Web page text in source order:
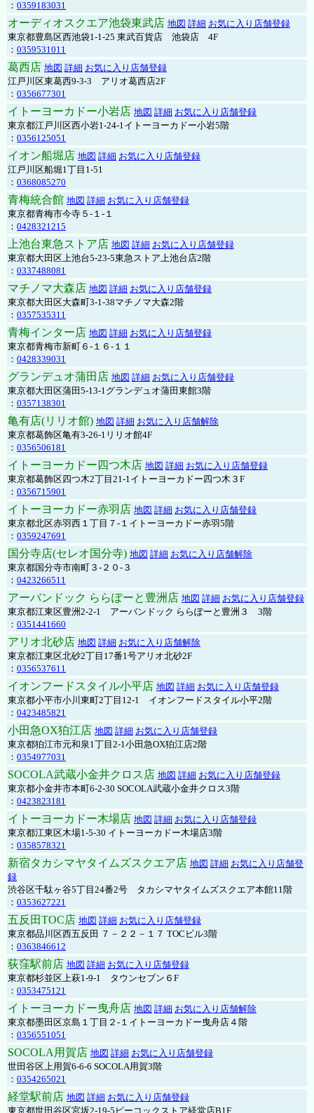
： 0359183031
オーディオスクエア池袋東武店 地図 詳細 お気に入り店舗登録
東京都豊島区西池袋1-1-25 東武百貨店 池袋店 4F
： 0359531011
葛西店 地図 詳細 お気に入り店舗登録
江戸川区東葛西9-3-3 アリオ葛西店2F
： 0356677301
イトーヨーカドー小岩店 地図 詳細 お気に入り店舗登録
東京都江戸川区西小岩1-24-1イトーヨーカドー小岩5階
： 0356125051
イオン船堀店 地図 詳細 お気に入り店舗登録
江戸川区船堀1丁目1-51
： 0368085270
青梅統合館 地図 詳細 お気に入り店舗登録
東京都青梅市今寺５-１-１
： 0428321215
上池台東急ストア店 地図 詳細 お気に入り店舗登録
東京都大田区上池台5-23-5東急ストア上池台店2階
： 0337488081
マチノマ大森店 地図 詳細 お気に入り店舗登録
東京都大田区大森町3-1-38マチノマ大森2階
： 0357535311
青梅インター店 地図 詳細 お気に入り店舗登録
東京都青梅市新町６-１６-１１
： 0428339031
グランデュオ蒲田店 地図 詳細 お気に入り店舗登録
東京都大田区蒲田5-13-1グランデュオ蒲田東館3階
： 0357138301
亀有店(リリオ館) 地図 詳細 お気に入り店舗解除
東京都葛飾区亀有3-26-1リリオ館4F
： 0356506181
イトーヨーカドー四つ木店 地図 詳細 お気に入り店舗登録
東京都葛飾区四つ木2丁目21-1イトーヨーカドー四つ木３F
： 0356715901
イトーヨーカドー赤羽店 地図 詳細 お気に入り店舗登録
東京都北区赤羽西１丁目７-１イトーヨーカドー赤羽5階
： 0359247691
国分寺店(セレオ国分寺) 地図 詳細 お気に入り店舗解除
東京都国分寺市南町３-２０-３
： 0423266511
アーバンドック ららぽーと豊洲店 地図 詳細 お気に入り店舗登録
東京都江東区豊洲2-2-1 アーバンドック ららぽーと豊洲３ 3階
： 0351441660
アリオ北砂店 地図 詳細 お気に入り店舗解除
東京都江東区北砂2丁目17番1号アリオ北砂2F
： 0356537611
イオンフードスタイル小平店 地図 詳細 お気に入り店舗登録
東京都小平市小川東町2丁目12-1 イオンフードスタイル小平2階
： 0423485821
小田急OX狛江店 地図 詳細 お気に入り店舗登録
東京都狛江市元和泉1丁目2-1小田急OX狛江店2階
： 0354977031
SOCOLA武蔵小金井クロス店 地図 詳細 お気に入り店舗登録
東京都小金井市本町6-2-30 SOCOLA武蔵小金井クロス3階
： 0423823181
イトーヨーカドー木場店 地図 詳細 お気に入り店舗登録
東京都江東区木場1-5-30 イトーヨーカドー木場店3階
： 0358578321
新宿タカシマヤタイムズスクエア店 地図 詳細 お気に入り店舗登
録
渋谷区千駄ヶ谷5丁目24番2号 タカシマヤタイムズスクエア本館11階
： 0353627221
五反田TOC店 地図 詳細 お気に入り店舗登録
東京都品川区西五反田 ７－２２－１７ TOCビル3階
： 0363846612
荻窪駅前店 地図 詳細 お気に入り店舗登録
東京都杉並区上萩1-9-1 タウンセブン６F
： 0353475121
イトーヨーカドー曳舟店 地図 詳細 お気に入り店舗解除
東京都墨田区京島１丁目２-１イトーヨーカドー曳舟店４階
： 0356551051
SOCOLA用賀店 地図 詳細 お気に入り店舗登録
世田谷区上用賀6-6-6 SOCOLA用賀3階
： 0354265021
経堂駅前店 地図 詳細 お気に入り店舗登録
東京都世田谷区宮坂2-19-5ピーコックストア経堂店B1F